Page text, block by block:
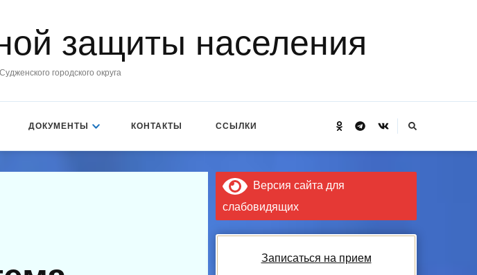
защиты населения
городского округа
ДОКУМЕНТЫ КОНТАКТЫ ССЫЛКИ
что-
Версия сайта для
слабовидящих
Записаться на прием